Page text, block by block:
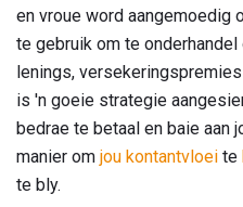
en vroue word aangemoedig
te gebruik om te
lenings,
is 'n goeie strategie
bedrae te betaal en baie aan
manier om jou kontantvloei te
te bly.